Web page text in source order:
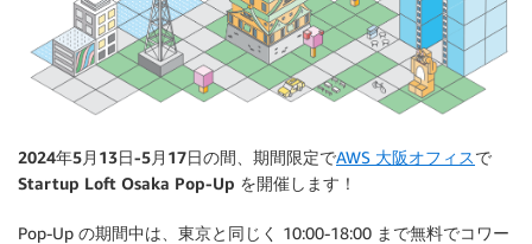
2024年5月13日-5月17日の間、期間限定でAWS 大阪オフィスで
Startup Loft Osaka Pop-Up を開催します！
Pop-Up の期間中は、東京と同じく 10:00-18:00 まで無料でコワー